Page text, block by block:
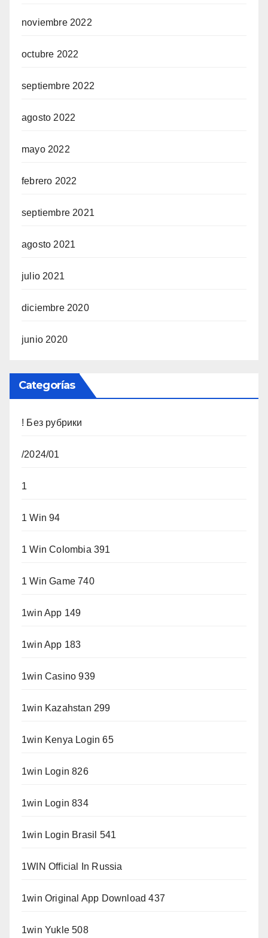
noviembre 2022
octubre 2022
septiembre 2022
agosto 2022
mayo 2022
febrero 2022
septiembre 2021
agosto 2021
julio 2021
diciembre 2020
junio 2020
Categorías
! Без рубрики
/2024/01
1
1 Win 94
1 Win Colombia 391
1 Win Game 740
1win App 149
1win App 183
1win Casino 939
1win Kazahstan 299
1win Kenya Login 65
1win Login 826
1win Login 834
1win Login Brasil 541
1WIN Official In Russia
1win Original App Download 437
1win Yukle 508